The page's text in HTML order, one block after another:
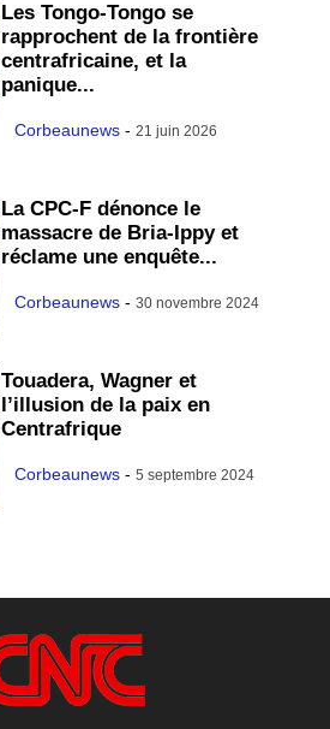
Les Tongo-Tongo se
rapprochent de la frontière
centrafricaine, et la
panique...
Corbeaunews - 21 juin 2026
La CPC-F dénonce le
massacre de Bria-Ippy et
réclame une enquête...
Corbeaunews - 30 novembre 2024
Touadera, Wagner et
l’illusion de la paix en
Centrafrique
Corbeaunews - 5 septembre 2024